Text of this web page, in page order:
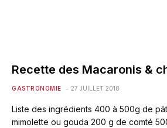
Recette des Macaronis &
GASTRONOMIE 27 JUILLET 2018
Liste des ingrédients 400 à 500g de
mimolette ou gouda 200 g de comté